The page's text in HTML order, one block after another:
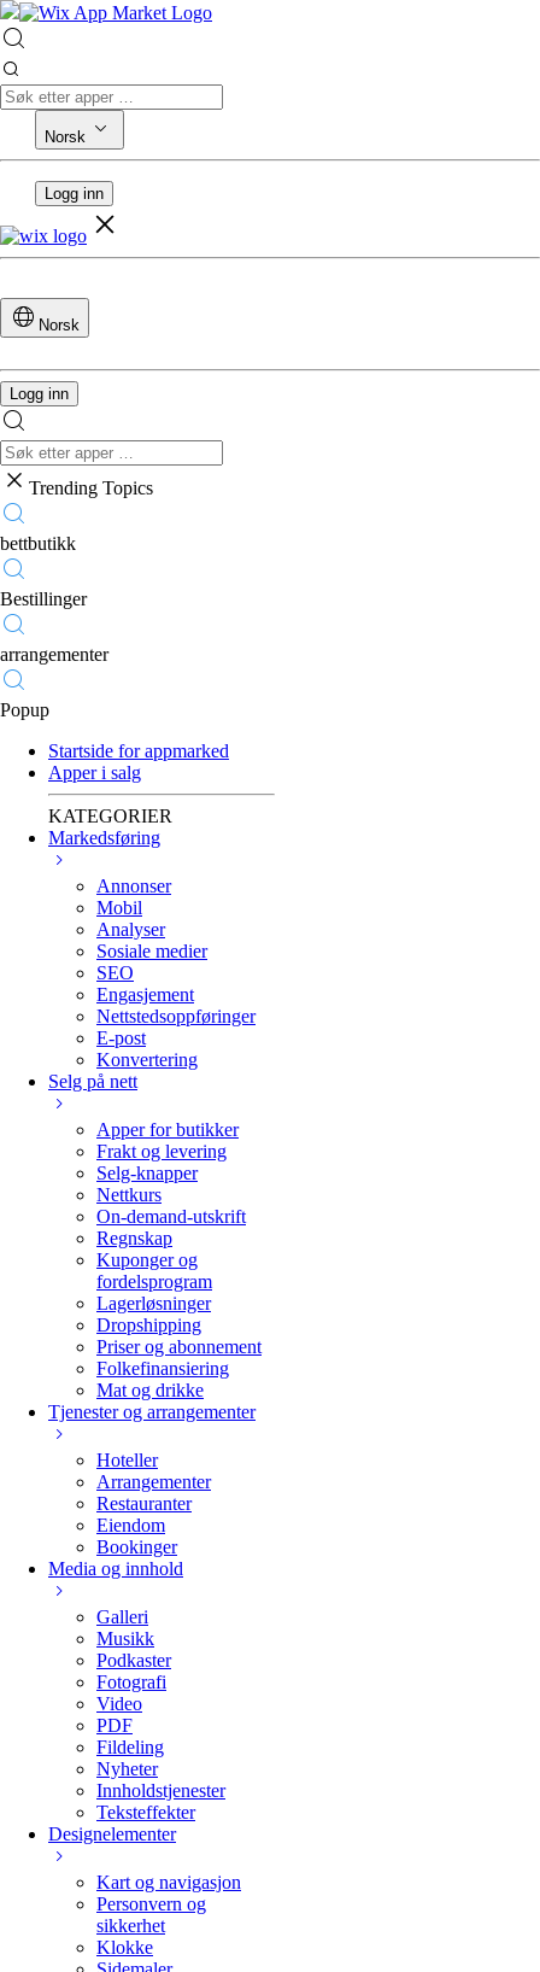
Norsk
Logg inn
Norsk
Logg inn
Trending Topics
bettbutikk
Bestillinger
arrangementer
Popup
Startside for appmarked
Apper i salg
KATEGORIER
Markedsføring
Annonser
Mobil
Analyser
Sosiale medier
SEO
Engasjement
Nettstedsoppføringer
E-post
Konvertering
Selg på nett
Apper for butikker
Frakt og levering
Selg-knapper
Nettkurs
On-demand-utskrift
Regnskap
Kuponger og
fordelsprogram
Lagerløsninger
Dropshipping
Priser og abonnement
Folkefinansiering
Mat og drikke
Tjenester og arrangementer
Hoteller
Arrangementer
Restauranter
Eiendom
Bookinger
Media og innhold
Galleri
Musikk
Podkaster
Fotografi
Video
PDF
Fildeling
Nyheter
Innholdstjenester
Teksteffekter
Designelementer
Kart og navigasjon
Personvern og
sikkerhet
Klokke